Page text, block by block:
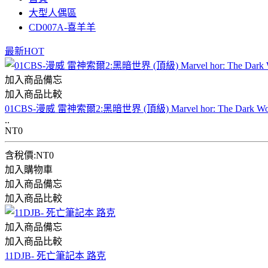
大型人偶區
CD007A-喜羊羊
最新HOT
加入商品備忘
加入商品比較
01CBS-漫威 雷神索爾2:黑暗世界 (頂級) Marvel hor: The Dark
..
NT0
含稅價:NT0
加入購物車
加入商品備忘
加入商品比較
加入商品備忘
加入商品比較
11DJB- 死亡筆記本 路克